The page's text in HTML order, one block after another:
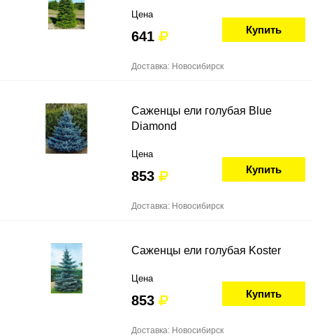
Цена
641 Купить
Доставка: Новосибирск
Саженцы ели голубая Blue
Diamond
Цена
853 Купить
Доставка: Новосибирск
Саженцы ели голубая Koster
Цена
853 Купить
Доставка: Новосибирск